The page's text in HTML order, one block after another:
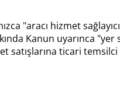
"aracı hizmet
Kanun uyarınca "yer
ticari temsilci